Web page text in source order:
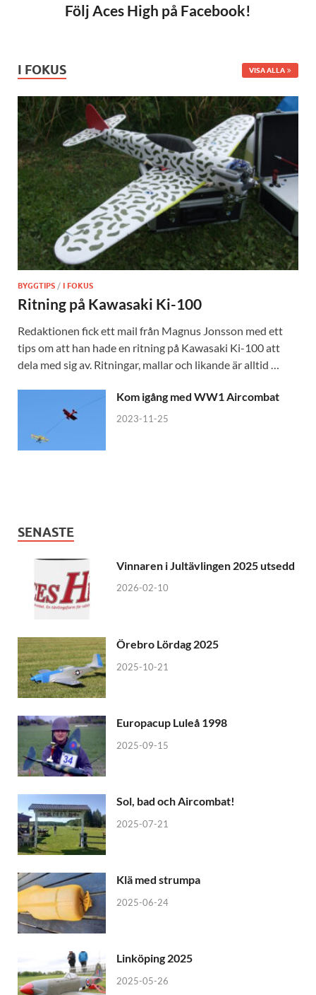
Följ Aces High på Facebook!
I FOKUS VISA ALLA
BYGGTIPS / I FOKUS
Ritning på Kawasaki Ki-100
Redaktionen fick ett mail från Magnus Jonsson med ett
tips om att han hade en ritning på Kawasaki Ki-100 att
dela med sig av. Ritningar, mallar och likande är alltid …
Kom igång med WW1 Aircombat
2023-11-25
SENASTE
Vinnaren i Jultävlingen 2025 utsedd
2026-02-10
Örebro Lördag 2025
2025-10-21
Europacup Luleå 1998
2025-09-15
Sol, bad och Aircombat!
2025-07-21
Klä med strumpa
2025-06-24
Linköping 2025
2025-05-26